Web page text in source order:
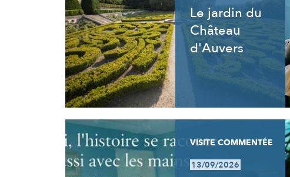
Le jardin du
Château
d'Auvers
VISITE COMMENTÉE
13/09/2026